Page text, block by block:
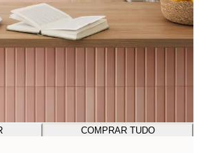
COMPRAR TUDO